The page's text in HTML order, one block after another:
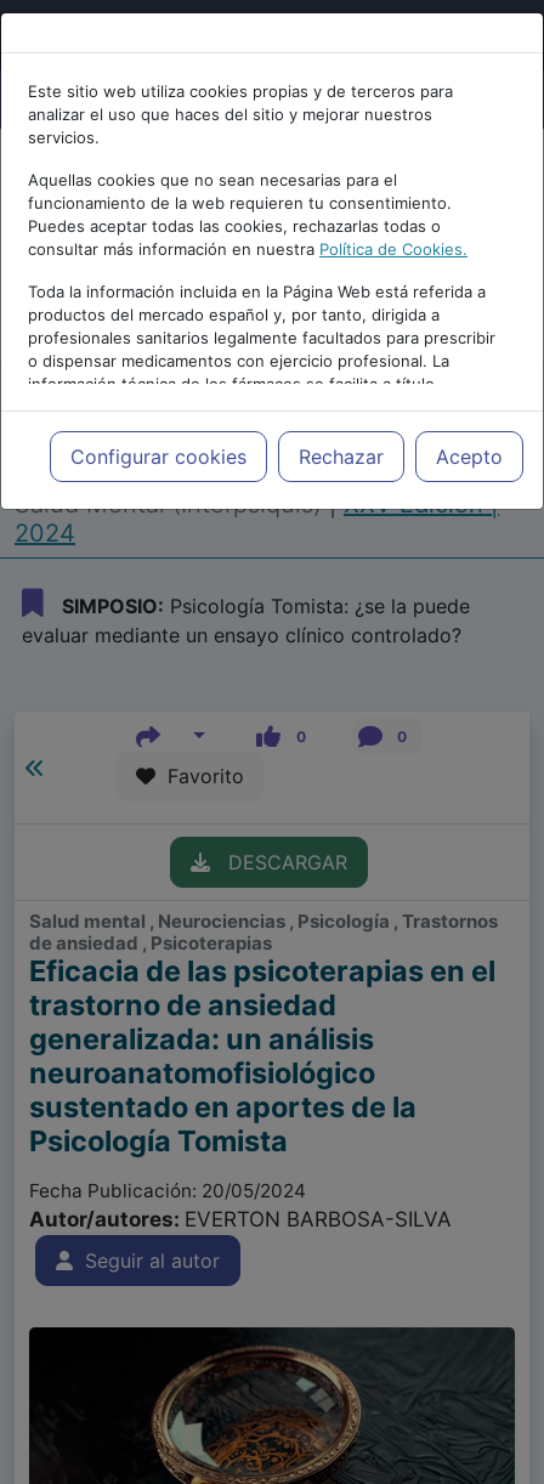
Este sitio web utiliza cookies propias y de terceros para
analizar el uso que haces del sitio y mejorar nuestros
servicios.
Aquellas cookies que no sean necesarias para el
funcionamiento de la web requieren tu consentimiento.
Puedes aceptar todas las cookies, rechazarlas todas o
consultar más información en nuestra Política de Cookies.
Toda la información incluida en la Página Web está referida a
productos del mercado español y, por tanto, dirigida a
profesionales sanitarios legalmente facultados para prescribir
o dispensar medicamentos con ejercicio profesional. La
información técnica de los fármacos se facilita a título
meramente informativo, siendo responsabilidad de los
profesionales facultados prescribir medicamentos y decidir, en
cada caso concreto, el tratamiento más adecuado a las
necesidades del paciente.
Configurar cookies Rechazar Acepto
Repositorio de Artículos |Congreso Virtual
Internacional de Psiquiatría, Psicología y
Salud Mental (Interpsiquis)|XXV Edición |
2024
SIMPOSIO: Psicología Tomista: ¿se la puede
evaluar mediante un ensayo clínico controlado?
0 0
Favorito
DESCARGAR
Salud mental , Neurociencias , Psicología , Trastornos
de ansiedad , Psicoterapias
Eficacia de las psicoterapias en el
trastorno de ansiedad
generalizada: un análisis
neuroanatomofisiológico
sustentado en aportes de la
Psicología Tomista
Fecha Publicación: 20/05/2024
Autor/autores: EVERTON BARBOSA-SILVA
Seguir al autor